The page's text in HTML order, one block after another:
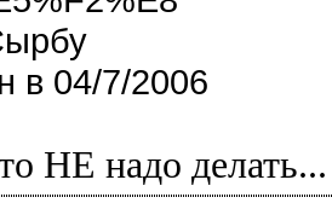
в 04/7/2006
НЕ надо делать...